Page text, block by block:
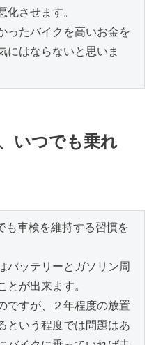
させます。
ったバイクを高いお金を
にはならないと思いま
いつでも乗れ
も車検を維持する習慣を
バッテリーとガソリン周
とが出来ます。
ですが、２年程度の放置
という程度では問題はあ